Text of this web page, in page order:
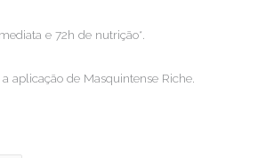
e 72h de nutrição*.
aplicação de Masquintense Riche.